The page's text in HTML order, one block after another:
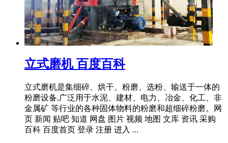
立式磨机 百度百科
立式磨机是集细碎、烘干、粉磨、选粉、输送于一体的
粉磨设备,广泛用于水泥、建材、电力、冶金、化工、非
金属矿 等行业的各种固体物料的粉磨和超细碎粉磨。网
页 新闻 贴吧 知道 网盘 图片 视频 地图 文库 资讯 采购
百科 百度首页 登录 注册 进入 ...